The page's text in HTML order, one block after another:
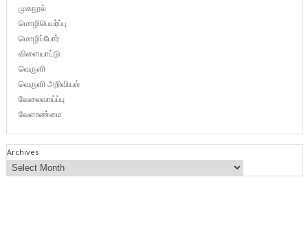
முகநூல்
மொழிபெயர்ப்பு
மொழிப்போர்
விளையாட்டு
வெருளி
வெருளி அறிவியல்
வேலைவாய்ப்பு
வேளாண்மை
Archives